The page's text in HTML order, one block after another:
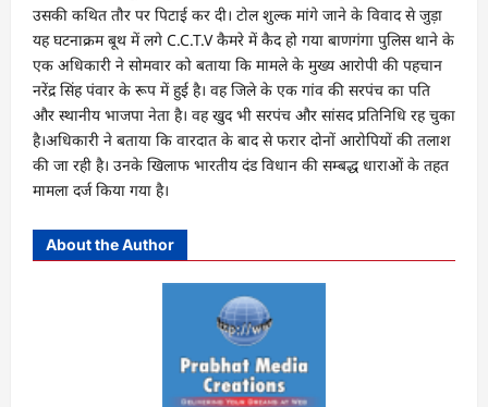
उसकी कथित तौर पर पिटाई कर दी। टोल शुल्क मांगे जाने के विवाद से जुड़ा
यह घटनाक्रम बूथ में लगे C.C.T.V कैमरे में कैद हो गया बाणगंगा पुलिस थाने के
एक अधिकारी ने सोमवार को बताया कि मामले के मुख्य आरोपी की पहचान
नरेंद्र सिंह पंवार के रूप में हुई है। वह जिले के एक गांव की सरपंच का पति
और स्थानीय भाजपा नेता है। वह खुद भी सरपंच और सांसद प्रतिनिधि रह चुका
है।अधिकारी ने बताया कि वारदात के बाद से फरार दोनों आरोपियों की तलाश
की जा रही है। उनके खिलाफ भारतीय दंड विधान की सम्बद्ध धाराओं के तहत
मामला दर्ज किया गया है।
About the Author